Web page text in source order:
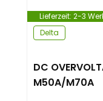
Lieferzeit: 2-3
Delta
DC
M50A/M70A